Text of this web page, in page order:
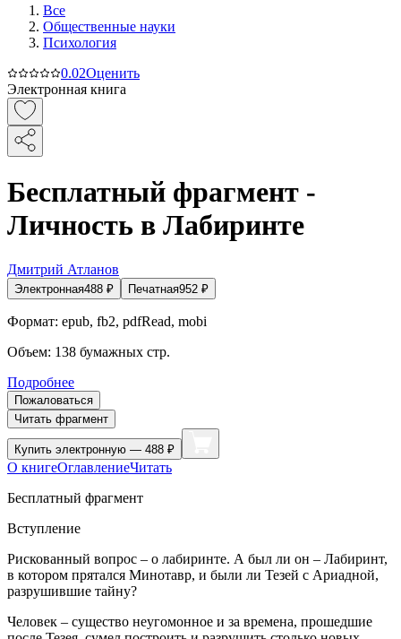
Все
Общественные науки
Психология
0.02Оценить
Электронная книга
Бесплатный фрагмент -
Личность в Лабиринте
Дмитрий Атланов
Электронная488 ₽ Печатная952 ₽
Формат: epub, fb2, pdfRead, mobi
Объем: 138 бумажных стр.
Подробнее
Пожаловаться
Читать фрагмент
Купить электронную — 488 ₽
О книгеОглавлениеЧитать
Бесплатный фрагмент
Вступление
Рискованный вопрос – о лабиринте. А был ли он – Лабиринт,
в котором прятался Минотавр, и были ли Тезей с Ариадной,
разрушившие тайну?
Человек – существо неугомонное и за времена, прошедшие